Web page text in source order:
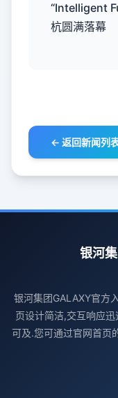
“Intelligent
杭圆满落幕
← 返回新闻列
银河
银河集团GALAXY官方
页设计简洁,交互响应
可及.您可通过官网首页